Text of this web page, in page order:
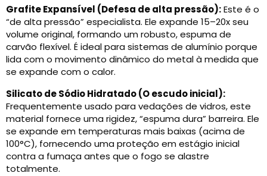
Grafite Expansível (Defesa de alta pressão):Este é o
“de alta pressão” especialista. Ele expande 15–20x seu
volume original, formando um robusto, espuma de
carvão flexível. É ideal para sistemas de alumínio porque
lida com o movimento dinâmico do metal à medida que
se expande com o calor.
Silicato de Sódio Hidratado (O escudo inicial):
Frequentemente usado para vedações de vidros, este
material fornece uma rigidez, “espuma dura” barreira. Ele
se expande em temperaturas mais baixas (acima de
100°C), fornecendo uma proteção em estágio inicial
contra a fumaça antes que o fogo se alastre
totalmente.